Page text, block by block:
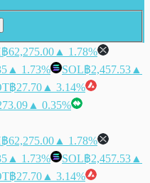
฿62,275.00 ▲ 1.78%
▲ 1.73% SOL฿2,457.53 ▲
฿27.70 ▲ 3.14%
▲ 0.35%
฿62,275.00 ▲ 1.78%
▲ 1.73% SOL฿2,457.53 ▲
฿27.70 ▲ 3.14%